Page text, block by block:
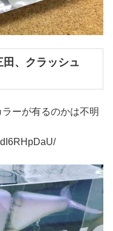
、クラッシュ
ーが有るのかは不明